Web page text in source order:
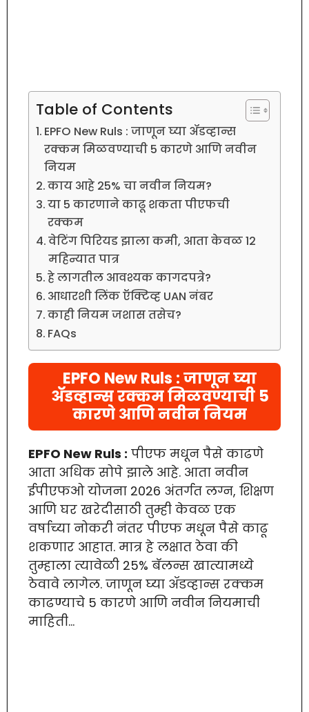
Table of Contents
EPFO New Ruls : जाणून घ्या ॲडव्हान्स
रक्कम मिळवण्याची 5 कारणे आणि नवीन
नियम
काय आहे 25% चा नवीन नियम?
या 5 कारणाने काढू शकता पीएफची
रक्कम
वेटिंग पिरियड झाला कमी, आता केवळ 12
महिन्यात पात्र
हे लागतील आवश्यक कागदपत्रे?
आधारशी लिंक ऍक्टिव्ह UAN नंबर
काही नियम जशास तसेच?
FAQs
EPFO New Ruls : जाणून घ्या
ॲडव्हान्स रक्कम मिळवण्याची 5
कारणे आणि नवीन नियम
EPFO New Ruls : पीएफ मधून पैसे काढणे
आता अधिक सोपे झाले आहे. आता नवीन
ईपीएफओ योजना 2026 अंतर्गत लग्न, शिक्षण
आणि घर खरेदीसाठी तुम्ही केवळ एक
वर्षाच्या नोकरी नंतर पीएफ मधून पैसे काढू
शकणार आहात. मात्र हे लक्षात ठेवा की
तुम्हाला त्यावेळी 25% बॅलन्स खात्यामध्ये
ठेवावे लागेल. जाणून घ्या ॲडव्हान्स रक्कम
काढण्याचे 5 कारणे आणि नवीन नियमाची
माहिती…